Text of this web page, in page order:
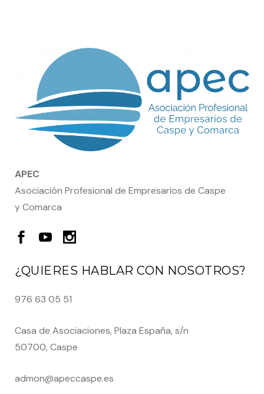
APEC
Asociación Profesional de Empresarios de Caspe
y Comarca
¿QUIERES HABLAR CON NOSOTROS?
976 63 05 51
Casa de Asociaciones, Plaza España, s/n
50700, Caspe
admon@apeccaspe.es